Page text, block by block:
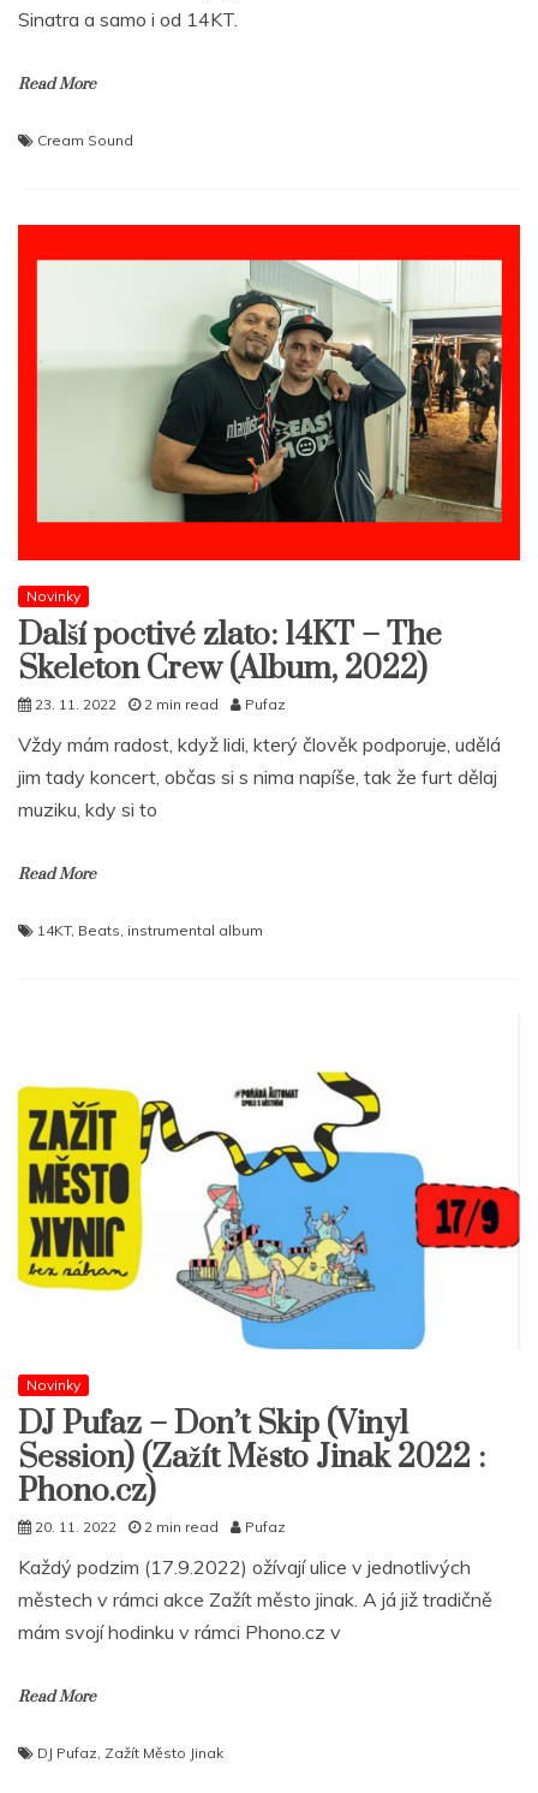
Sinatra a samo i od 14KT.
Read More
Cream Sound
Novinky
Další poctivé zlato: 14KT – The
Skeleton Crew (Album, 2022)
23. 11. 2022 2 min read Pufaz
Vždy mám radost, když lidi, který člověk podporuje, udělá
jim tady koncert, občas si s nima napíše, tak že furt dělaj
muziku, kdy si to
Read More
14KT, Beats instrumental album
Novinky
DJ Pufaz – Don’t Skip (Vinyl
Session) (Zažít Město Jinak 2022 :
Phono.cz)
20. 11. 2022 2 min read Pufaz
Každý podzim (17.9.2022) ožívají ulice v jednotlivých
městech v rámci akce Zažít město jinak. A já již tradičně
mám svojí hodinku v rámci Phono.cz v
Read More
DJ Pufaz, Zažít Město Jinak